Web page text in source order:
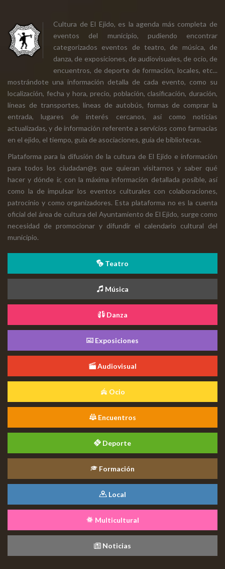
Cultura de El Ejido, es la agenda más completa de
eventos del municipio, pudiendo encontrar
categorizados eventos de teatro, de música, de
danza, de exposiciones, de audiovisuales, de ocio, de
encuentros, de deporte de formación, locales, etc...
mostrándote una información detalla de cada evento, como su
localización, fecha y hora, precio, población, clasificación, duración,
líneas de transportes, líneas de autobús, formas de comprar la
entrada, lugares de interés cercanos, así como noticias
actualizadas, y de información referente a servicios como farmacias
en el ejido, el tiempo, guía de asociaciones, guía de bibliotecas.
Plataforma para la difusión de la cultura de El Ejido e información
para todos los ciudadan@s que quieran visitarnos y saber qué
hacer y dónde ir, con la máxima información detallada posible, así
como la de impulsar los eventos culturales con colaboraciones,
patrocinio y como organizadores. Esta plataforma no es la cuenta
oficial del área de cultura del Ayuntamiento de El Ejido, surge como
necesidad de promocionar y difundir el calendario cultural del
municipio.
Teatro
Música
Danza
Exposiciones
Audiovisual
Ocio
Encuentros
Deporte
Formación
Local
Multicultural
Noticias